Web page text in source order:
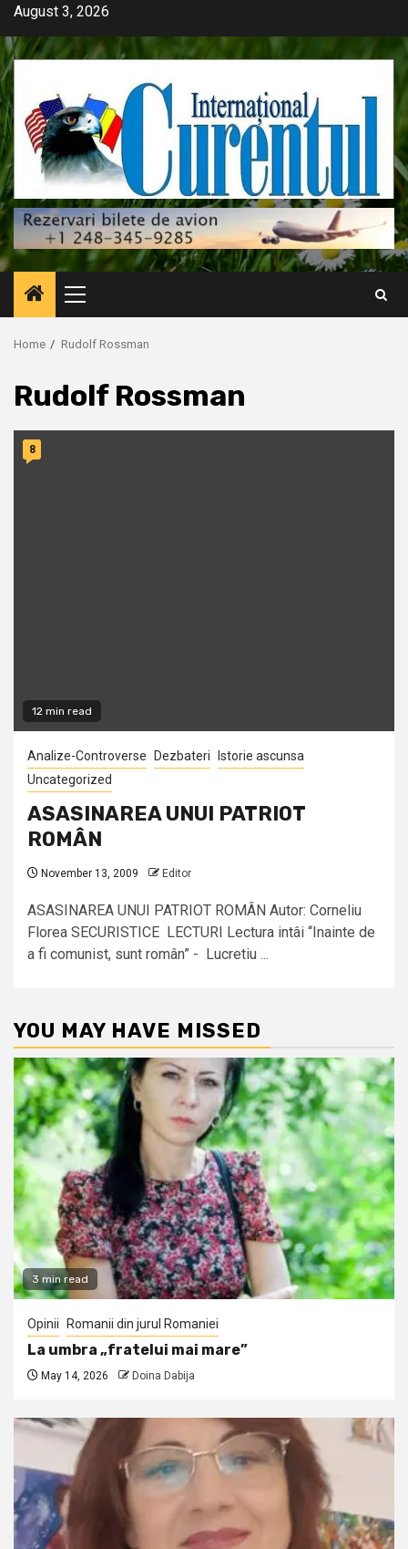
Skip
content
August 3, 2026
Primary
Menu
Home Rudolf Rossman
Rudolf Rossman
12 min read
8
Analize-Controverse Dezbateri
Istorie ascunsa
Uncategorized
ASASINAREA UNUI PATRIOT
ROMÂN
November 13, 2009 Editor
ASASINAREA UNUI PATRIOT ROMÂN Autor: Corneliu
Florea SECURISTICE LECTURI Lectura intâi “Inainte de
a fi comunist, sunt român” - Lucretiu ...
YOU MAY HAVE MISSED
3 min read
Opinii Romanii din jurul Romaniei
La umbra „fratelui mai mare”
May 14, 2026 Doina Dabija